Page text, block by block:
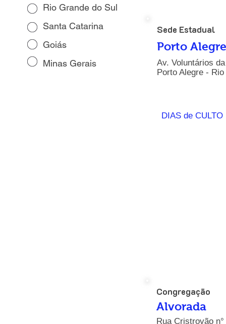
Rio Grande do Sul
Santa Catarina
Goiás
Minas Gerais
Sede Estadual
Porto Alegre
Av. Voluntários
Porto Alegre -
DIAS de
Congregação
Alvorada
Rua Cristrovão